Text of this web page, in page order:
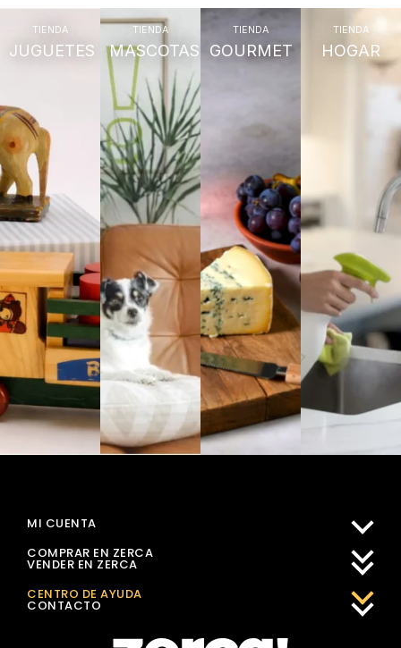
TIENDA
JUGUETES
TIENDA
MASCOTAS
TIENDA
GOURMET
TIENDA
HOGAR
MI CUENTA
COMPRAR EN ZERCA
VENDER EN ZERCA
CENTRO DE AYUDA
CONTACTO